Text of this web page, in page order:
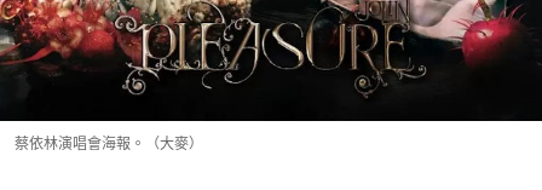
蔡依林演唱會海報。（大麥）